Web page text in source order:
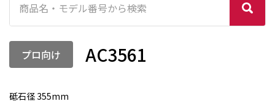
プロ向け AC3561
砥石径 355mm